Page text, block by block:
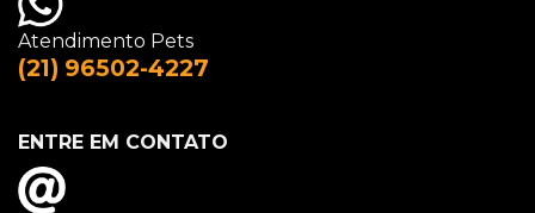
Atendimento Pets
(21) 96502-4227
ENTRE EM CONTATO